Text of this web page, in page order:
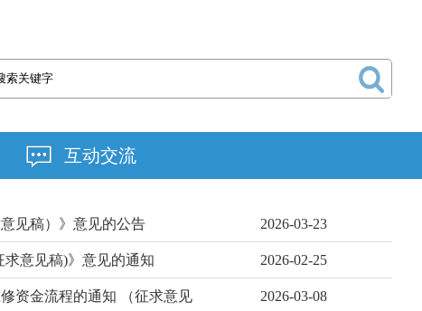
互动交流
见稿）》意见的公告 2026-03-23
意见稿)》意见的通知 2026-02-25
资金流程的通知 （征求意见 2026-03-08